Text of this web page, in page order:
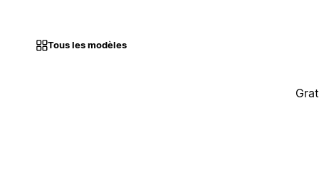
Tous les modèles